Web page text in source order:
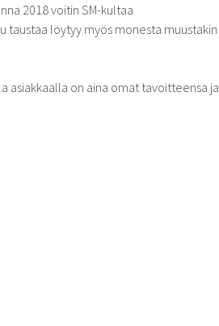
2018 voitin SM-kultaa
taustaa löytyy myös monesta muustakin
asiakkaalla on aina omat tavoitteensa ja